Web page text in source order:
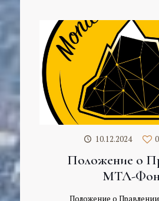
10.12.2024 0
Положение о
МТЛ-
Положение о